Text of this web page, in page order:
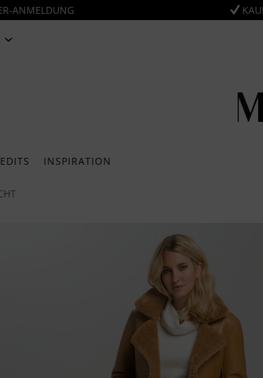
ANMELDUNG
EDITS INSPIRATION